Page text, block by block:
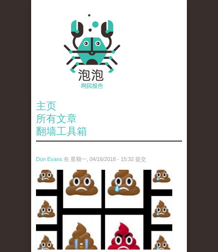
主页
所有文章
翻墙工具箱
Don Evans 在 星期一, 04/16/2018 - 15:32 提交
wechatimg1053.jpeg